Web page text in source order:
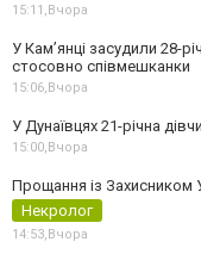
15:11, Вчора
У Камʼянці засудили 28-
стосовно співмешканки
15:06, Вчора
У Дунаївцях 21-річна
15:00, Вчора
Прощання із Захисником
Некролог
14:53, Вчора